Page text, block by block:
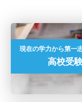
現在の学力から第一
高校受